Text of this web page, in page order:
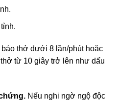
thở dưới 8 lần/phút hoặc
từ 10 giây trở lên như dấu
Nếu nghi ngờ ngộ độc